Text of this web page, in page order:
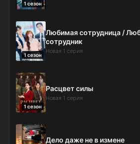
1 сезон
1 сезон
Любимая сотрудница /
сотрудник
Новая 1 серия
1 сезон
Расцвет силы
Новая 1 серия
Дело даже не в измене